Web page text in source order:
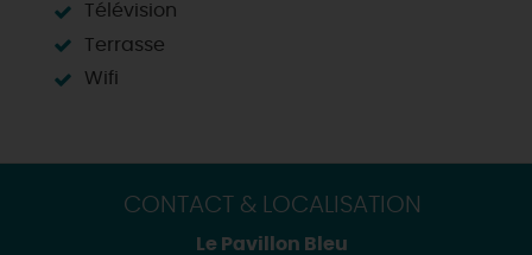
Télévision
Terrasse
Wifi
CONTACT & LOCALISATION
Le Pavillon Bleu